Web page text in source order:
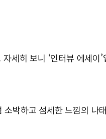
세히 보니 ‘인터뷰 에세이
박하고 섬세한 느낌의 나